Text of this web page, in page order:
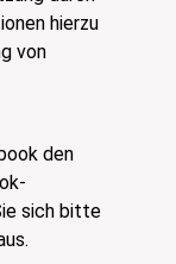
hierzu
von
den
sich bitte